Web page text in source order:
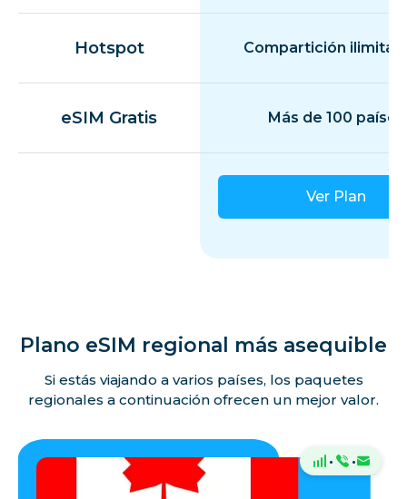
Hotspot Compartición
eSIM Gratis Más de 100 países
Ver Plan
Plano eSIM regional más asequible
Si estás viajando a varios países, los paquetes
regionales a continuación ofrecen un mejor valor.
· ·